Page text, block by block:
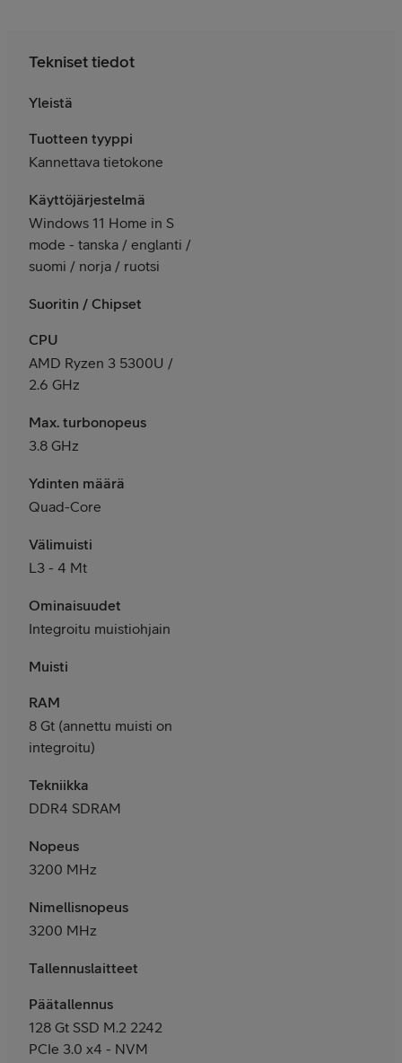
Tekniset tiedot
Yleistä
Tuotteen tyyppi
Kannettava tietokone
Käyttöjärjestelmä
Windows 11 Home in S
mode - tanska / englanti /
suomi / norja / ruotsi
Suoritin / Chipset
CPU
AMD Ryzen 3 5300U /
2.6 GHz
Max. turbonopeus
3.8 GHz
Ydinten määrä
Quad-Core
Välimuisti
L3 - 4 Mt
Ominaisuudet
Integroitu muistiohjain
Muisti
RAM
8 Gt (annettu muisti on
integroitu)
Tekniikka
DDR4 SDRAM
Nopeus
3200 MHz
Nimellisnopeus
3200 MHz
Tallennuslaitteet
Päätallennus
128 Gt SSD M.2 2242
PCIe 3.0 x4 - NVM